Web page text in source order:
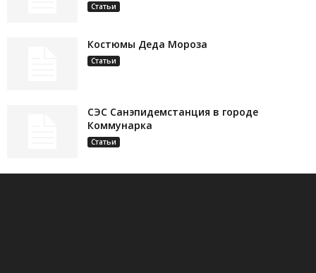
Статьи
Костюмы Деда Мороза
Статьи
СЭС Санэпидемстанция в городе
Коммунарка
Статьи